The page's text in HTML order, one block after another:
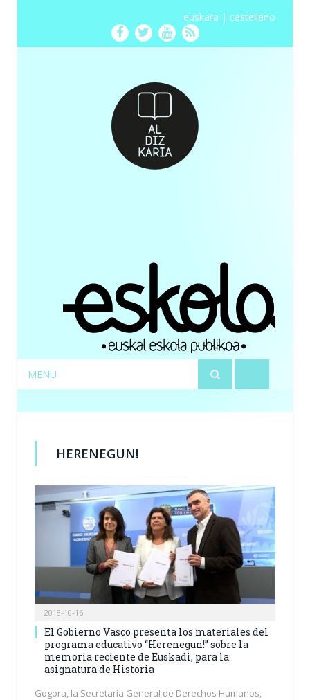
euskara | castellano
Facebook
TwitterYoutube
RSS
MENU
HERENEGUN!
2018-10-16
El Gobierno Vasco presenta los materiales del
programa educativo “Herenegun!” sobre la
memoria reciente de Euskadi, para la
asignatura de Historia
Gogora, la Secretaría General de Derechos Humanos,